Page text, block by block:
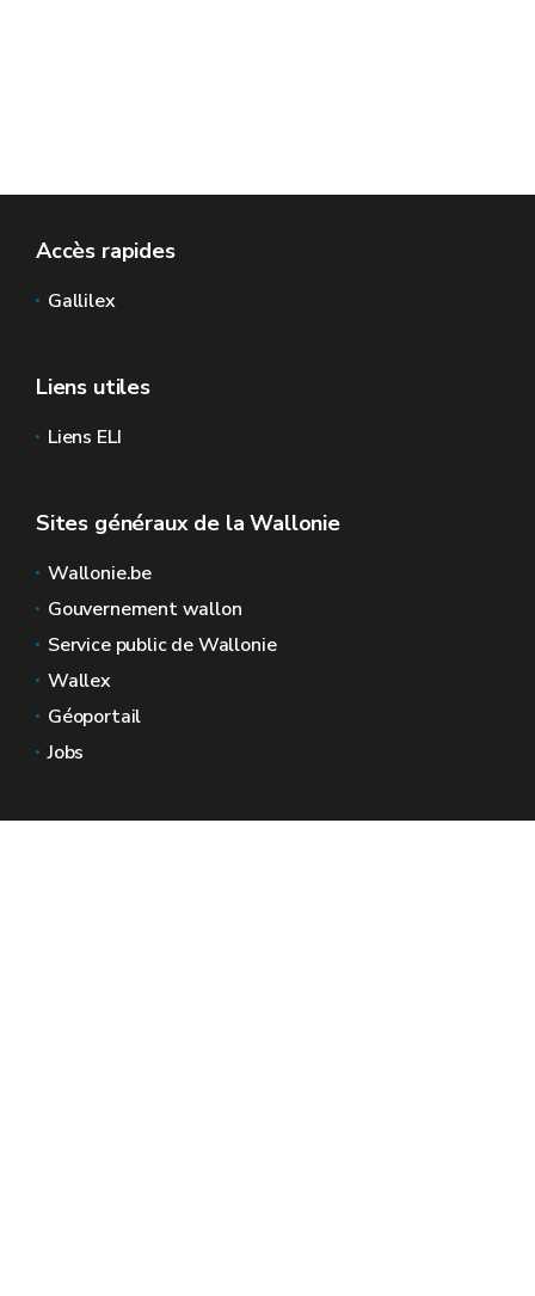
Accès rapides
Gallilex
Liens utiles
Liens ELI
Sites généraux de la Wallonie
Wallonie.be
Gouvernement wallon
Service public de Wallonie
Wallex
Géoportail
Jobs